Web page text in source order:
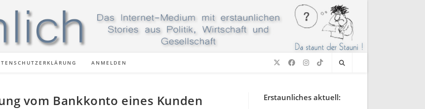
ANMELDEN
vom Bankkonto eines Kunden
Erstaunliches aktuell: